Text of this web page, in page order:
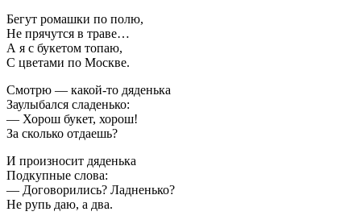
Бегут ромашки по полю,
Не прячутся в траве…
А я с букетом топаю,
С цветами по Москве.
Смотрю — какой-то дяденька
Заулыбался сладенько:
— Хорош букет, хорош!
За сколько отдаешь?
И произносит дяденька
Подкупные слова:
— Договорились? Ладненько?
Не рупь даю, а два.